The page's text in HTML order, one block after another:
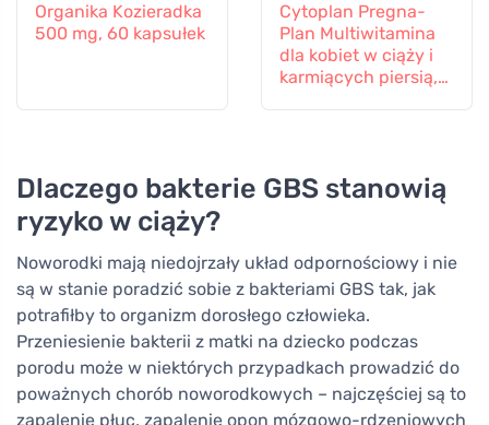
Organika Kozieradka
500 mg, 60 kapsułek
Cytoplan Pregna-
Plan Multiwitamina
dla kobiet w ciąży i
karmiących piersią,
Dlaczego bakterie GBS stanowią
ryzyko w ciąży?
Noworodki mają niedojrzały układ odpornościowy i nie
są w stanie poradzić sobie z bakteriami GBS tak, jak
potrafiłby to organizm dorosłego człowieka.
Przeniesienie bakterii z matki na dziecko podczas
porodu może w niektórych przypadkach prowadzić do
poważnych chorób noworodkowych – najczęściej są to
zapalenie płuc, zapalenie opon mózgowo-rdzeniowych